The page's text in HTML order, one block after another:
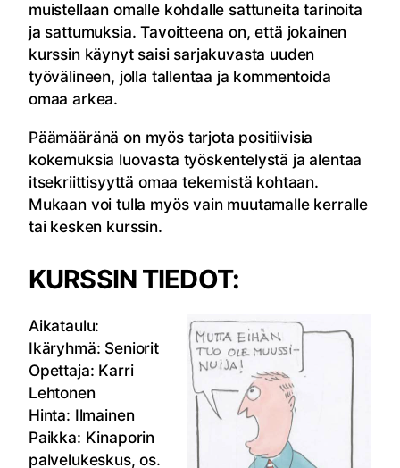
muistellaan omalle kohdalle sattuneita tarinoita
ja sattumuksia. Tavoitteena on, että jokainen
kurssin käynyt saisi sarjakuvasta uuden
työvälineen, jolla tallentaa ja kommentoida
omaa arkea.
Päämääränä on myös tarjota positiivisia
kokemuksia luovasta työskentelystä ja alentaa
itsekriittisyyttä omaa tekemistä kohtaan.
Mukaan voi tulla myös vain muutamalle kerralle
tai kesken kurssin.
KURSSIN TIEDOT:
Aikataulu:
Ikäryhmä: Seniorit
Opettaja: Karri
Lehtonen
Hinta: Ilmainen
Paikka: Kinaporin
palvelukeskus, os.